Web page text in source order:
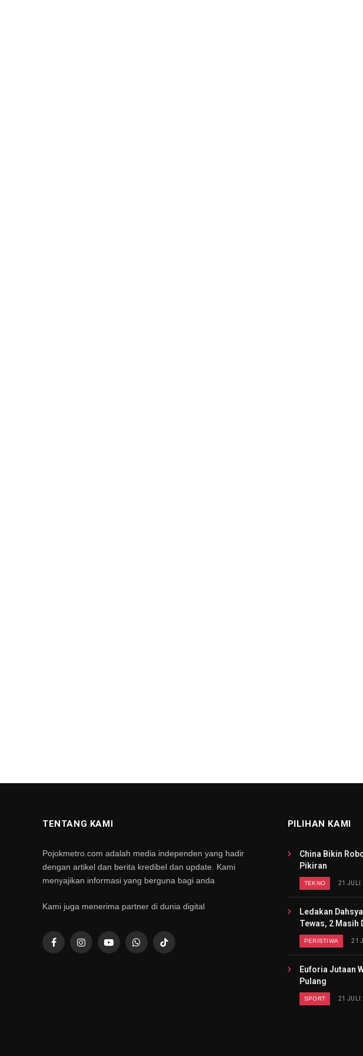
TENTANG KAMI
Pojokmetro.com adalah media independen yang hadir
dengan artikel dan berita kredibel dan update. Kami
menyajikan informasi yang berguna bagi anda
Kami juga menerima partner di dunia digital
FacebookInstagramYouTubeWhatsAppTikTok
PILIHAN KAMI
China Bikin
Pikiran
TEKNO 21 JULI
Ledakan
Tewas, 2 Masih
PERISTIWA 21
Euforia Jutaan
Pulang
SPORT 21 JULI